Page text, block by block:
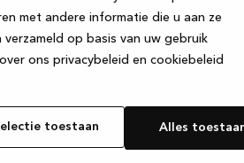
met andere informatie die u aan ze
op basis van uw gebruik
ons privacybeleid en cookiebeleid
toestaan Alles
loadingwww.kvik.be (see the